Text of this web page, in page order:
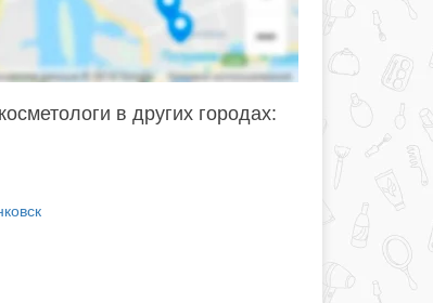
в других городах: